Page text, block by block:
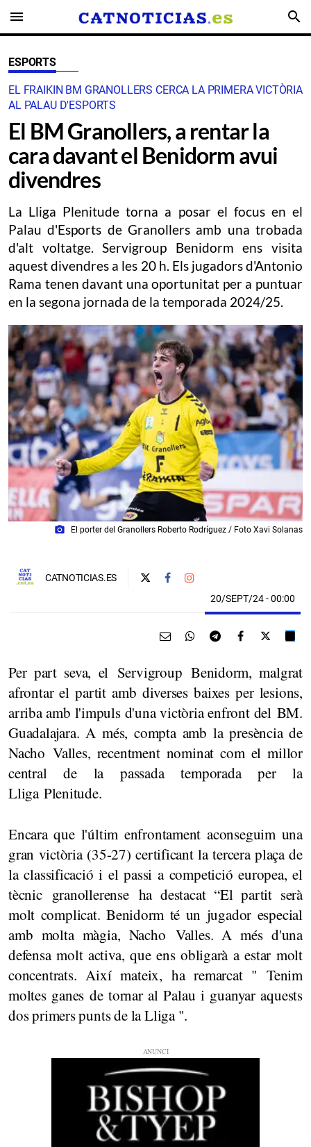
menu search
ESPORTS
EL FRAIKIN BM GRANOLLERS CERCA LA PRIMERA VICTÒRIA
AL PALAU D'ESPORTS
El BM Granollers, a rentar la
cara davant el Benidorm avui
divendres
La Lliga Plenitude torna a posar el focus en el
Palau d'Esports de Granollers amb una trobada
d'alt voltatge. Servigroup Benidorm ens visita
aquest divendres a les 20 h. Els jugadors d'Antonio
Rama tenen davant una oportunitat per a puntuar
en la segona jornada de la temporada 2024/25.
photo_camera El porter del Granollers Roberto Rodríguez / Foto Xavi Solanas
CATNOTICIAS.ES
20/SEPT/24- 00:00
Per part seva, el Servigroup Benidorm, malgrat
afrontar el partit amb diverses baixes per lesions,
arriba amb l'impuls d'una victòria enfront del BM.
Guadalajara. A més, compta amb la presència de
Nacho Valles, recentment nominat com el millor
central de la passada temporada per la
Lliga Plenitude.
Encara que l'últim enfrontament aconseguim una
gran victòria (35-27) certificant la tercera plaça de
la classificació i el passi a competició europea, el
tècnic granollerense ha destacat “El partit serà
molt complicat. Benidorm té un jugador especial
amb molta màgia, Nacho Valles. A més d'una
defensa molt activa, que ens obligarà a estar molt
concentrats. Així mateix, ha remarcat " Tenim
moltes ganes de tornar al Palau i guanyar aquests
dos primers punts de la Lliga ".